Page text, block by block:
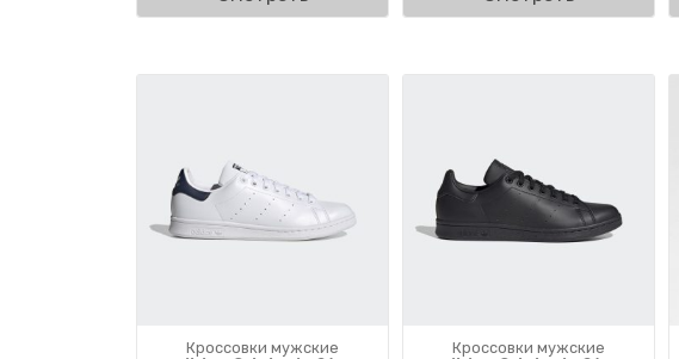
Кроссовки мужские Кроссовки мужские